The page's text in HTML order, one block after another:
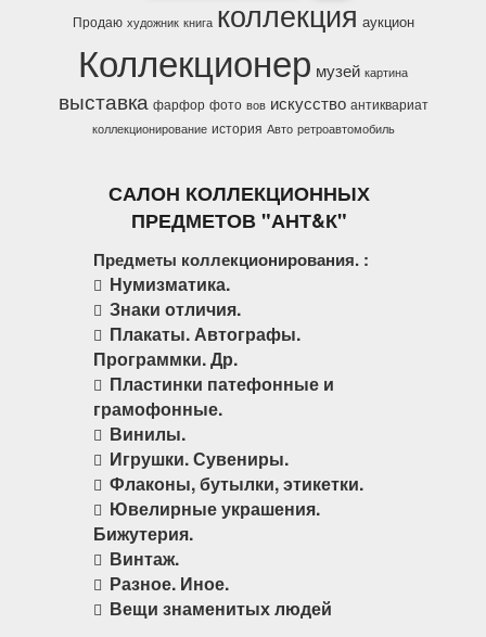
Продаю художник книга коллекция аукцион
Коллекционер музей картина
выставка фарфор фото вов искусство антиквариат
коллекционирование история Авто ретроавтомобиль
САЛОН КОЛЛЕКЦИОННЫХ
ПРЕДМЕТОВ "АНТ&К"
Предметы коллекционирования. :
Нумизматика.
Знаки отличия.
Плакаты. Автографы.
Программки. Др.
Пластинки патефонные и
грамофонные.
Винилы.
Игрушки. Сувениры.
Флаконы, бутылки, этикетки.
Ювелирные украшения.
Бижутерия.
Винтаж.
Разное. Иное.
Вещи знаменитых людей